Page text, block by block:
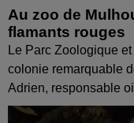
Au zoo de
flamants rouges
Le Parc Zoologique
colonie remarquable
Adrien, responsable